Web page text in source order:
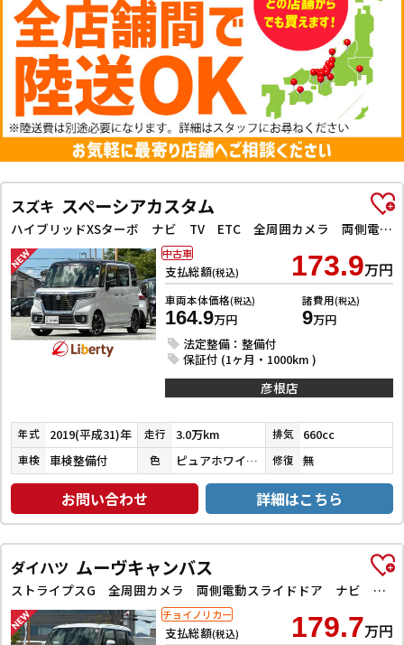
スズキ スペーシアカスタム
ハイブリッドXSターボ ナビ TV ETC 全周囲カメラ 両側電動スライドドア クリアランスソナー レーンアシスト 衝突被害軽減システム アイドリングストップ 電動格納ミラー シートヒーター CVT ESC CD USB
支払総額(税込) 173.9万円
車両本体価格(税込)
164.9万円
諸費用(税込)
9万円
法定整備：整備付
保証付 (1ヶ月・1000km )
中古車
彦根店
年式 2019(平成31)年 走行 3.0万km 排気 660cc
車検 車検整備付 色 ピュアホワイトパール／ブルーイッシュブラックパール３ 修復 無
お問い合わせ 詳細はこちら
ダイハツ ムーヴキャンバス
ストライプスG 全周囲カメラ 両側電動スライドドア ナビ TV クリアランスソナー 衝突被害軽減システム スマートキー アイドリングストップ 電動格納ミラー シートヒーター ベンチシート CVT ESC
支払総額(税込) 179.7万円
チョイノリカー